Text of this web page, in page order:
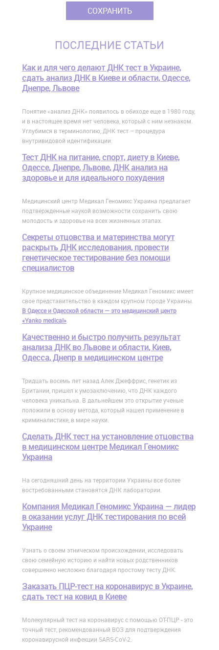
ПОСЛЕДНИЕ СТАТЬИ
Как и для чего делают ДНК тест в Украине,
сдать анализ ДНК в Киеве и области, Одессе,
Днепре, Львове
Понятие «анализ ДНК» появилось в обиходе еще в 1980 году,
и в настоящее время нет человека, который с ним незнаком.
Углубимся в терминологию, ДНК тест – процедура
внутривидовой идентификации.
Тест ДНК на питание, спорт, диету в Киеве,
Одессе, Днепре, Львове, ДНК анализ на
здоровье и для идеального похудения
Медицинский центр Медикал Геномикс Украина предлагает
подтвержденные наукой возможности сохранить свою
молодость и здоровье на всех жизненных этапах.
Cекреты отцовства и материнства могут
раскрыть ДНК исследования, провести
генетическое тестирование без помощи
специалистов
Крупное медицинское объединение Медикал Геномикс имеет
свое представительство в каждом крупном городе Украины.
В Одессе и Одесской области — это медицинский центр
«Yanko medical».
Качественно и быстро получить результат
анализа ДНК во Львове и области, Киев,
Одесса, Днепр в медицинском центре
Тридцать восемь лет назад Алек Джеффрис, генетик из
Британии, пришел к умозаключению, что ДНК каждого
человека уникальна. В дальнейшем это открытие ученые
положили в основу метода, который нашел применение в
криминалистике, в мире науки.
Сделать ДНК тест на установление отцовства
в медицинском центре Медикал Геномикс
Украина
На сегодняшний день на территории Украины все более
востребованными становятся ДНК лаборатории.
Компания Медикал Геномикс Украина — лидер
в оказании услуг ДНК тестирования по всей
Украине
Узнать о своем этническом происхождении, исследовать
свою семейную историю и найти новых родственников
совершенно несложно благодаря простому тесту ДНК.
Заказать ПЦР-тест на коронавирус в Украине,
сдать тест на ковид в Киеве
Молекулярный тест на коронавирус с помощью ОТ-ПЦР - это
точный тест, рекомендованный ВОЗ для подтверждения
коронавирусной инфекции SARS-CoV-2.